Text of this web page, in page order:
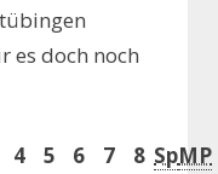
es doch noch
4 5 6 7 8 SpMP